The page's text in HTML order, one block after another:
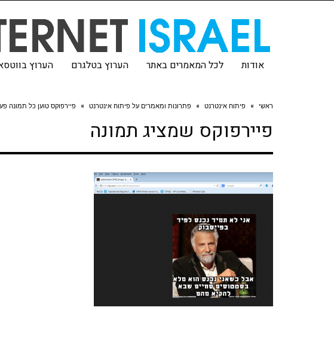
אודות לכל המאמרים באתר הערוץ בטלגרם הערוץ
ראשי » פיתוח אינטרנט » פתרונות ומאמרים על פיתוח אינטרנט » פיירפוקס טוען כל תמונה
פיירפוקס שמציג תמונה